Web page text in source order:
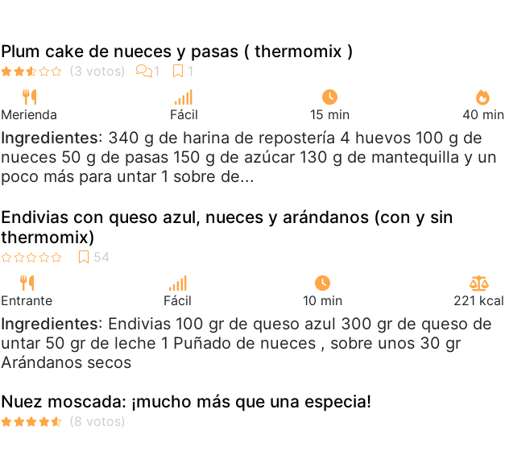
Plum cake de nueces y pasas ( thermomix )
Merienda Fácil 15 min 40 min
Ingredientes: 340 g de harina de repostería 4 huevos 100 g de
nueces 50 g de pasas 150 g de azúcar 130 g de mantequilla y un
poco más para untar 1 sobre de...
Endivias con queso azul, nueces y arándanos (con y sin
thermomix)
Entrante Fácil 10 min 221 kcal
Ingredientes: Endivias 100 gr de queso azul 300 gr de queso de
untar 50 gr de leche 1 Puñado de nueces , sobre unos 30 gr
Arándanos secos
Nuez moscada: ¡mucho más que una especia!